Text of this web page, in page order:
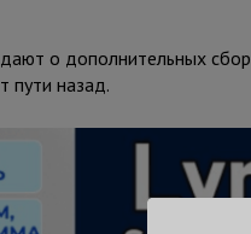
о дополнительных
пути назад.